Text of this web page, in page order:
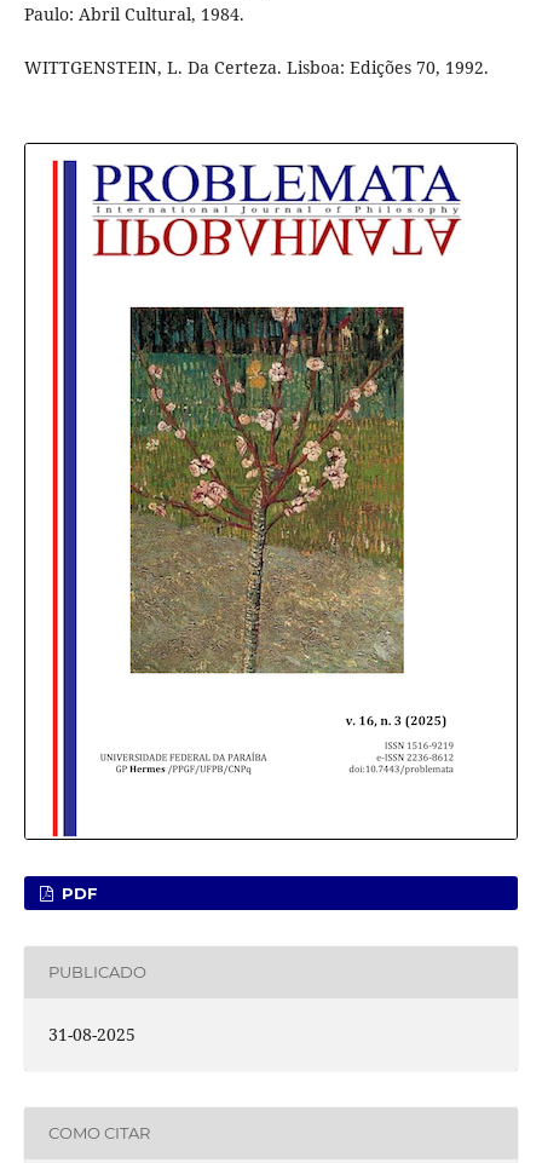
Paulo: Abril Cultural, 1984.
WITTGENSTEIN, L. Da Certeza. Lisboa: Edições 70, 1992.
PDF
PUBLICADO
31-08-2025
COMO CITAR